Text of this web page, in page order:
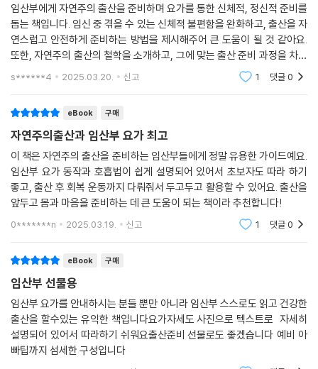
임산부에게 자연주의 출산을 준비하며 요가를 통한 신체적, 정신적 준비를
돕는 책입니다. 임신 중 겪을 수 있는 신체적 불편함을 완화하고, 출산을 자
연스럽고 안전하게 준비하는 방법을 제시해주어 큰 도움이 될 것 같아요.
또한, 자연주의 출산의 철학을 소개하고, 그에 맞는 출산 준비 과정을 차근
차근 안내하여, 임산부가 출산에 대한 긍정적인 마음가짐을 가질 수 있을
s******4 2025.03.20. 신고 1 댓글0
eBook 구매
자연주의출산과 임산부 요가 최고
이 책은 자연주의 출산을 준비하는 임산부들에게 정말 유용한 가이드예요.
임산부 요가 동작과 호흡법이 쉽게 설명되어 있어서 초보자도 따라 하기
좋고, 출산 후 회복 운동까지 다뤄줘서 두고두고 활용할 수 있어요. 출산을
앞두고 몸과 마음을 준비하는 데 큰 도움이 되는 책이라 추천합니다!
0*******n 2025.03.19. 신고 1 댓글0
eBook 구매
임산부 선물용
임산부 요가를 안내하시는 분들 뿐만 아니라 임산부 스스로도 읽고 건강한
출산을 할수있는 유익한 책입니다요가자세도 사진으로 텍스트로 자세히
설명되어 있어서 따라하기 쉬워요출산준비 선물로도 좋겠습니다 예비 아
빠팁까지 섬세한 구성입니다